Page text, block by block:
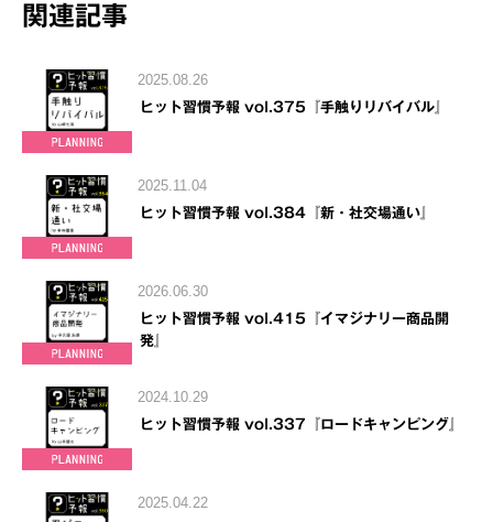
関連記事
2025.08.26
ヒット習慣予報 vol.375『手触りリバイバル』
2025.11.04
ヒット習慣予報 vol.384『新・社交場通い』
2026.06.30
ヒット習慣予報 vol.415『イマジナリー商品開
発』
2024.10.29
ヒット習慣予報 vol.337『ロードキャンピング』
2025.04.22